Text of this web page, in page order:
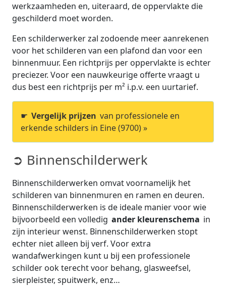
werkzaamheden en, uiteraard, de oppervlakte die
geschilderd moet worden.
Een schilderwerker zal zodoende meer aanrekenen
voor het schilderen van een plafond dan voor een
binnenmuur. Een richtprijs per oppervlakte is echter
preciezer. Voor een nauwkeurige offerte vraagt u
dus best een richtprijs per m² i.p.v. een uurtarief.
☛ Vergelijk prijzen van professionele en
erkende schilders in Eine (9700) »
➲ Binnenschilderwerk
Binnenschilderwerken omvat voornamelijk het
schilderen van binnenmuren en ramen en deuren.
Binnenschilderwerken is de ideale manier voor wie
bijvoorbeeld een volledig ander kleurenschema in
zijn interieur wenst. Binnenschilderwerken stopt
echter niet alleen bij verf. Voor extra
wandafwerkingen kunt u bij een professionele
schilder ook terecht voor behang, glasweefsel,
sierpleister, spuitwerk, enz…